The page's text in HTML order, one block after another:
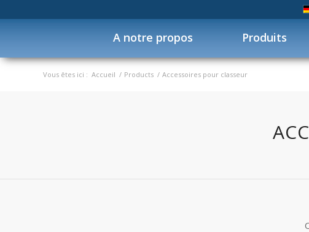
A notre propos Produits
Vous êtes ici : Accueil / Products / Accessoires pour classeur